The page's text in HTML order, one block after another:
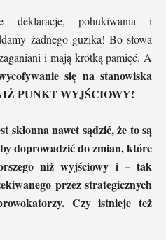
deklaracje, pohukiwania i
żadnego guzika! Bo słowa
i mają krótką pamięć. A
się na stanowiska
PUNKT WYJŚCIOWY!
skłonna nawet sądzić, że to są
doprowadzić do zmian, które
niż wyjściowy i – tak
przez strategicznych
Czy istnieje też